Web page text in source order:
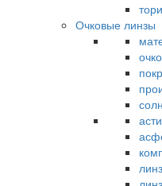
Очковые линзы